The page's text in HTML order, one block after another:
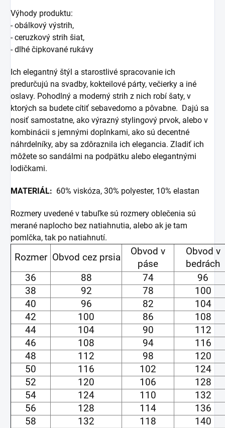
Výhody produktu:
- obálkový výstrih,
- ceruzkový strih šiat,
- dlhé čipkované rukávy
Ich elegantný štýl a starostlivé spracovanie ich
predurčujú na svadby, kokteilové párty, večierky a iné
oslavy. Pohodlný a moderný strih z nich robí šaty, v
ktorých sa budete cítiť sebavedomo a pôvabne. Dajú sa
nosiť samostatne, ako výrazný stylingový prvok, alebo v
kombinácii s jemnými doplnkami, ako sú decentné
náhrdelníky, aby sa zdôraznila ich elegancia. Zladiť ich
môžete so sandálmi na podpätku alebo elegantnými
lodičkami.
MATERIÁL: 60% viskóza, 30% polyester, 10% elastan
Rozmery uvedené v tabuľke sú rozmery oblečenia sú
merané naplocho bez natiahnutia, alebo ak je tam
pomlčka, tak po natiahnutí.
Rozmer Obvod cez prsia
Obvod v
páse
Obvod v
bedrách
36
88 74
96
38
92 78
100
40
96 82
104
42
100 86
108
44
104 90
112
46
108 94
116
48
112 98
120
50
116 102
124
52
120 106
128
54
124 110
132
56
128 114
136
58
132 118
140